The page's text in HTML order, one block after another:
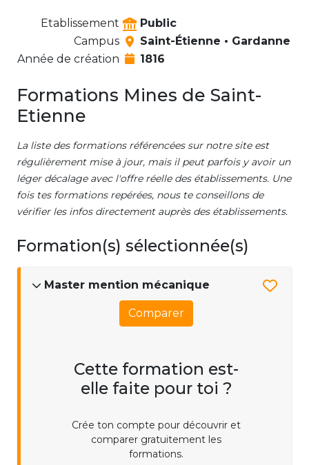
Etablissement
Public
Campus
Saint-Étienne • Gardanne
Année de création
1816
Formations Mines de Saint-
Etienne
La liste des formations référencées sur notre site est
régulièrement mise à jour, mais il peut parfois y avoir un
léger décalage avec l'offre réelle des établissements. Une
fois tes formations repérées, nous te conseillons de
vérifier les infos directement auprès des établissements.
Formation(s) sélectionnée(s)
Master mention mécanique
Comparer
Cette formation est-
elle faite pour toi ?
Crée ton compte pour découvrir et
comparer gratuitement les
formations.